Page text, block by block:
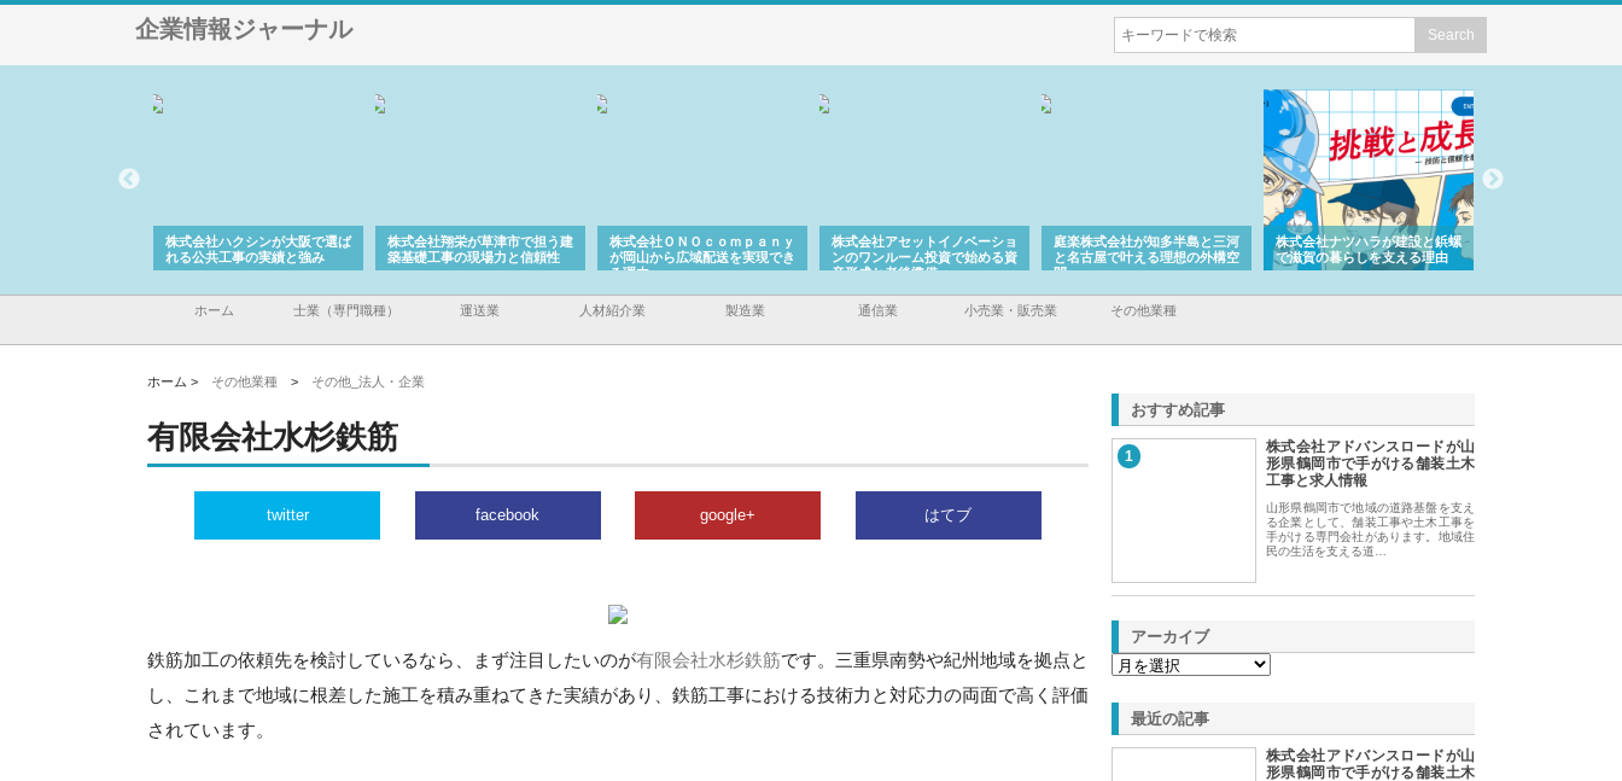
企業情報ジャーナル
株式会社ハクシンが大阪で選ば
れる公共工事の実績と強み
株式会社翔栄が草津市で担う建
築基礎工事の現場力と信頼性
株式会社ＯＮＯｃｏｍｐａｎｙ
が岡山から広域配送を実現でき
る理由
株式会社アセットイノベーショ
ンのワンルーム投資で始める資
産形成と老後準備
庭楽株式会社が知多半島と三河
と名古屋で叶える理想の外構空
間
株式会社ナツハラが建設と鋲螺
で滋賀の暮らしを支える理由
ホーム 士業（専門職種） 運送業 人材紹介業 製造業 通信業 小売業・販売業 その他業種
ホーム > その他業種 > その他_法人・企業
有限会社水杉鉄筋
twitter facebook google+ はてブ
鉄筋加工の依頼先を検討しているなら、まず注目したいのが有限会社水杉鉄筋です。三重県南勢や紀州地域を拠点と
し、これまで地域に根差した施工を積み重ねてきた実績があり、鉄筋工事における技術力と対応力の両面で高く評価
されています。
おすすめ記事
1
株式会社アドバンスロードが山
形県鶴岡市で手がける舗装土木
工事と求人情報
山形県鶴岡市で地域の道路基盤を支え
る企業として、舗装工事や土木工事を
手がける専門会社があります。地域住
民の生活を支える道…
アーカイブ
最近の記事
株式会社アドバンスロードが山
形県鶴岡市で手がける舗装土木